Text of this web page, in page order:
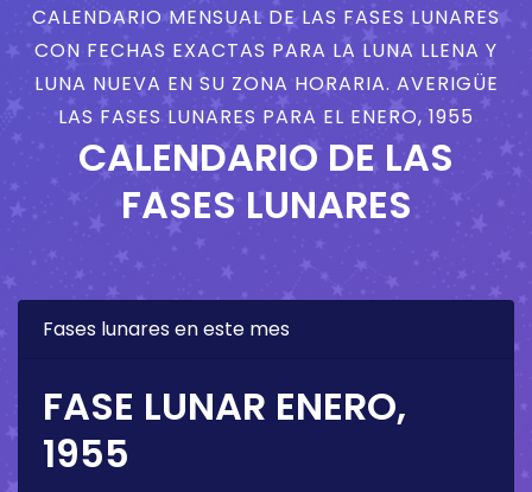
CALENDARIO MENSUAL DE LAS FASES LUNARES
CON FECHAS EXACTAS PARA LA LUNA LLENA Y
LUNA NUEVA EN SU ZONA HORARIA. AVERIGÜE
LAS FASES LUNARES PARA EL ENERO, 1955
CALENDARIO DE LAS
FASES LUNARES
Fases lunares en este mes
FASE LUNAR ENERO,
1955